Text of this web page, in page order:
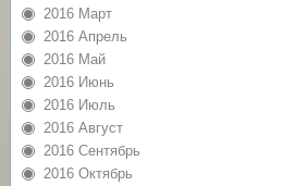
2016 Март
2016 Апрель
2016 Май
2016 Июнь
2016 Июль
2016 Август
2016 Сентябрь
2016 Октябрь